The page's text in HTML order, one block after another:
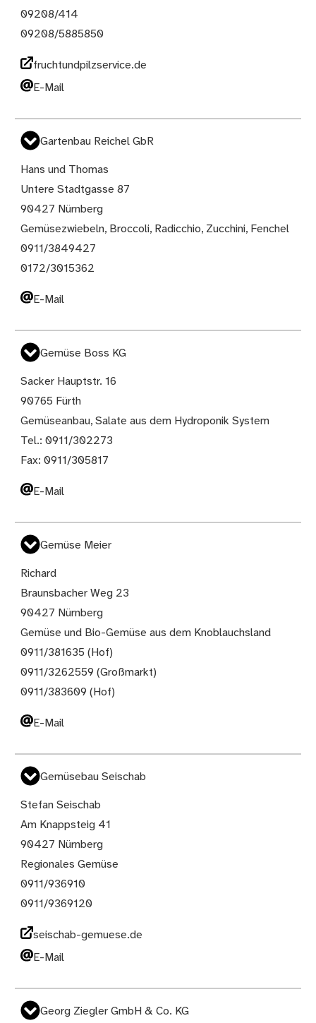
09208/414
09208/5885850
fruchtundpilzservice.de
E-Mail
Gartenbau Reichel GbR
Hans und Thomas
Untere Stadtgasse 87
90427 Nürnberg
Gemüsezwiebeln, Broccoli, Radicchio, Zucchini, Fenchel
0911/3849427
0172/3015362
E-Mail
Gemüse Boss KG
Sacker Hauptstr. 16
90765 Fürth
Gemüseanbau, Salate aus dem Hydroponik System
Tel.: 0911/302273
Fax: 0911/305817
E-Mail
Gemüse Meier
Richard
Braunsbacher Weg 23
90427 Nürnberg
Gemüse und Bio-Gemüse aus dem Knoblauchsland
0911/381635 (Hof)
0911/3262559 (Großmarkt)
0911/383609 (Hof)
E-Mail
Gemüsebau Seischab
Stefan Seischab
Am Knappsteig 41
90427 Nürnberg
Regionales Gemüse
0911/936910
0911/9369120
seischab-gemuese.de
E-Mail
Georg Ziegler GmbH & Co. KG